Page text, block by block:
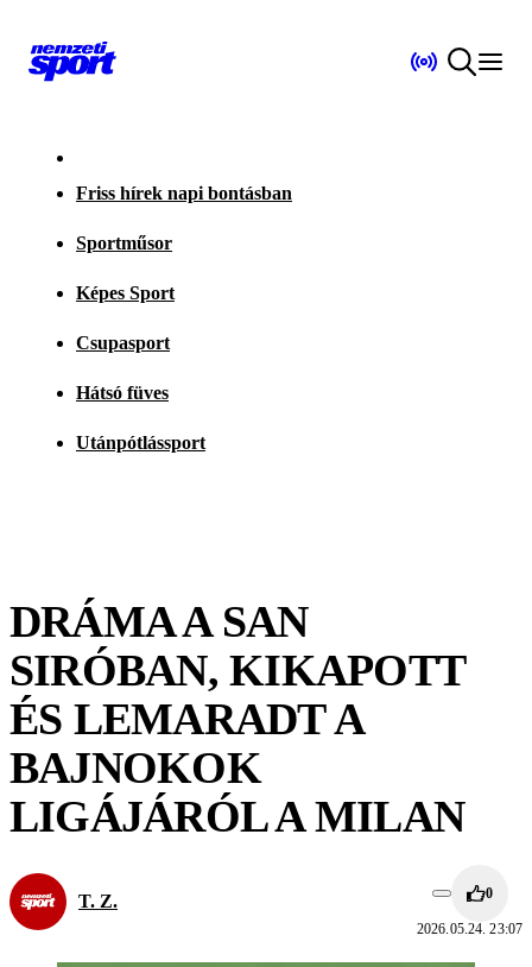
Friss hírek napi bontásban
Sportműsor
Képes Sport
Csupasport
Hátsó füves
Utánpótlássport
DRÁMA A SAN
SIRÓBAN, KIKAPOTT
ÉS LEMARADT A
BAJNOKOK
LIGÁJÁRÓL A MILAN
T. Z. 0
2026.05.24. 23:07